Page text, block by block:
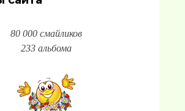
80 000 смайликов
233 альбома